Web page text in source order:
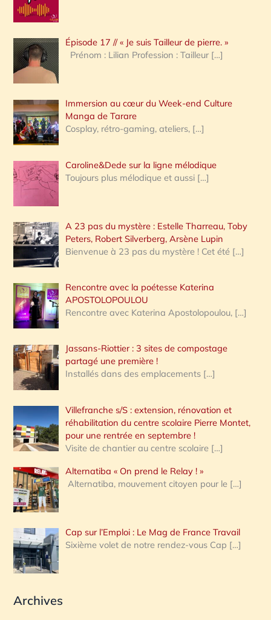
r
c
h
e
:
Épisode 17 // « Je suis Tailleur de pierre. »
Prénom : Lilian Profession : Tailleur […]
Immersion au cœur du Week-end Culture
Manga de Tarare
Cosplay, rétro-gaming, ateliers, […]
Caroline&Dede sur la ligne mélodique
Toujours plus mélodique et aussi […]
A 23 pas du mystère : Estelle Tharreau, Toby
Peters, Robert Silverberg, Arsène Lupin
Bienvenue à 23 pas du mystère ! Cet été […]
Rencontre avec la poétesse Katerina
APOSTOLOPOULOU
Rencontre avec Katerina Apostolopoulou, […]
Jassans-Riottier : 3 sites de compostage
partagé une première !
Installés dans des emplacements […]
Villefranche s/S : extension, rénovation et
réhabilitation du centre scolaire Pierre Montet,
pour une rentrée en septembre !
Visite de chantier au centre scolaire […]
Alternatiba « On prend le Relay ! »
Alternatiba, mouvement citoyen pour le […]
Cap sur l’Emploi : Le Mag de France Travail
Sixième volet de notre rendez-vous Cap […]
Archives